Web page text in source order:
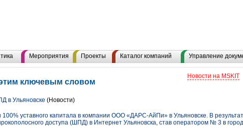
Мероприятия Проекты Каталог компаний Управление
Новости на MSKIT
ключевым словом
в Ульяновске (Новости)
уставного капитала в компании ООО «ДАРС-АйПи» в Ульяновске. В
доступа (ШПД) в Интернет Ульяновска, став оператором № 3 в